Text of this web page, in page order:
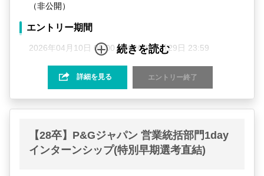
（非公開）
エントリー期間
2026年04月10日 00:00～2026年06月29日 23:59
下記のように、職種別に実施予定です。詳細は参加対象
者に連絡いたします。
A&I：9-10月頃、数日程度
IT：9-10月頃、数日程度
Sales：9-10月頃、数日程度
Marketing：10-11月頃、数日程度
続きを読む
詳細を見る エントリー終了
【28卒】P&Gジャパン 営業統括部門1day
インターンシップ(特別早期選考直結)